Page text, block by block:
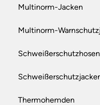
Multinorm-Jacken
Multinorm-
Schweißerschutzhosen
Thermohemden